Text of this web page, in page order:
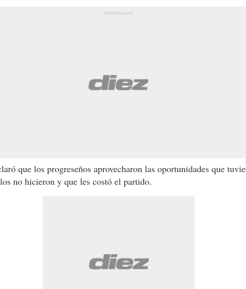
que los progreseños aprovecharon las oportunidades que
no hicieron y que les costó el partido.